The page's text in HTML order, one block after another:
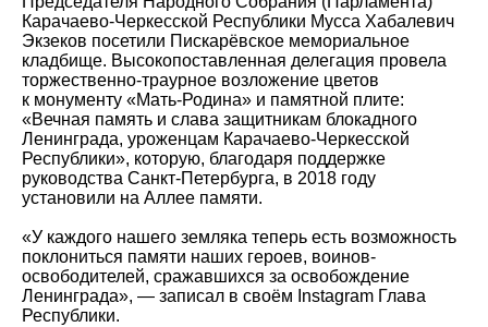
Карачаево-Черкесской Республики Мусса Хабалевич
Экзеков посетили Пискарёвское мемориальное
кладбище. Высокопоставленная делегация провела
торжественно-траурное возложение цветов
к монументу «Мать-Родина» и памятной плите:
«Вечная память и слава защитникам блокадного
Ленинграда, уроженцам Карачаево-Черкесской
Республики», которую, благодаря поддержке
руководства Санкт-Петербурга, в 2018 году
установили на Аллее памяти.
«У каждого нашего земляка теперь есть возможность
поклониться памяти наших героев, воинов-
освободителей, сражавшихся за освобождение
Ленинграда», — записал в своём Instagram Глава
Республики.